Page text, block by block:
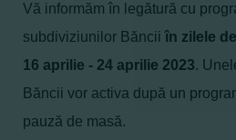
Vă informăm în legătură cu
subdiviziunilor Băncii în zilele
16 aprilie - 24 aprilie 2023.
Băncii vor activa după un
pauză de masă.